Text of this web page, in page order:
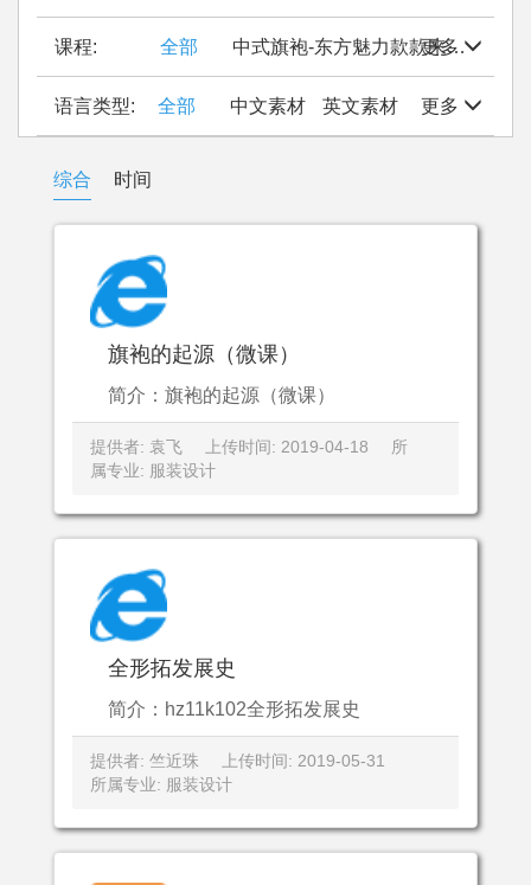
更多
课程: 全部 中式旗袍-东方魅力款款来 Seal
更多
语言类型: 全部 中文素材 英文素材
综合 时间
旗袍的起源（微课）
简介：旗袍的起源（微课）
提供者: 袁飞 上传时间: 2019-04-18
所
属专业: 服装设计
全形拓发展史
简介：hz11k102全形拓发展史
提供者: 竺近珠
上传时间: 2019-05-31
所属专业: 服装设计